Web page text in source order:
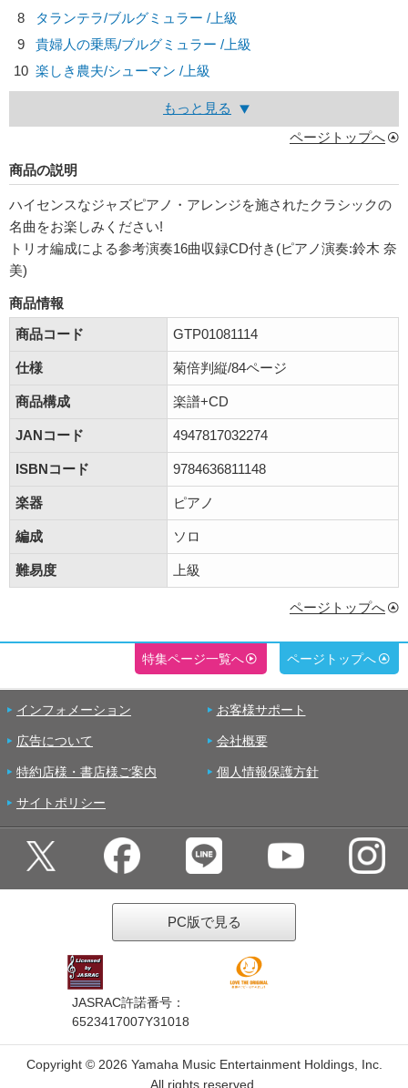
8
タランテラ/ブルグミュラー /上級
9
貴婦人の乗馬/ブルグミュラー /上級
10 楽しき農夫/シューマン /上級
もっと見る
ページトップへ
商品の説明
ハイセンスなジャズピアノ・アレンジを施されたクラシックの
名曲をお楽しみください!
トリオ編成による参考演奏16曲収録CD付き(ピアノ演奏:鈴木 奈
美)
商品情報
商品コード
GTP01081114
仕様 菊倍判縦/84ページ
商品構成 楽譜+CD
JANコード 4947817032274
ISBNコード 9784636811148
楽器 ピアノ
編成 ソロ
難易度 上級
ページトップへ
特集ページ一覧へ ページトップへ
インフォメーション お客様サポート
広告について 会社概要
特約店様・書店様ご案内 個人情報保護方針
サイトポリシー
PC版で見る
JASRAC許諾番号：
6523417007Y31018
Copyright © 2026 Yamaha Music Entertainment Holdings, Inc.
All rights reserved.